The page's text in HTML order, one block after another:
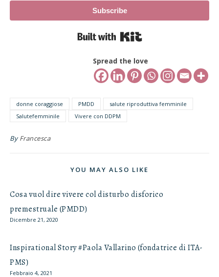
Subscribe
Spread the love
donne coraggiose PMDD
salute riproduttiva femminile
Salutefemminile
Vivere con DDPM
By Francesca
YOU MAY ALSO LIKE
Cosa vuol dire vivere col disturbo disforico
premestruale (PMDD)
Dicembre 21, 2020
Inspirational Story #Paola Vallarino (fondatrice di ITA-
PMS)
Febbraio 4, 2021